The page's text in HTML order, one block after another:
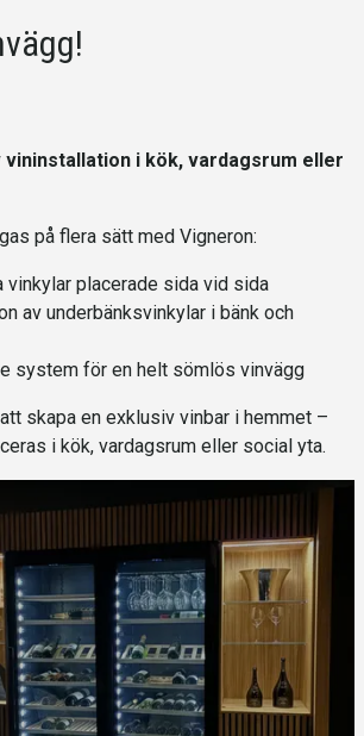
vininstallation i kök, vardagsrum eller
på flera sätt med Vigneron:
vinkylar placerade sida vid sida
av underbänksvinkylar i bänk och
system för en helt sömlös vinvägg
skapa en exklusiv vinbar i hemmet –
i kök, vardagsrum eller social yta.